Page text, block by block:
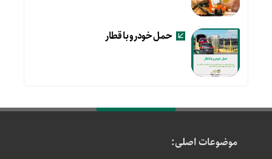
حمل خودرو با قطار
موضوعات اصلی: